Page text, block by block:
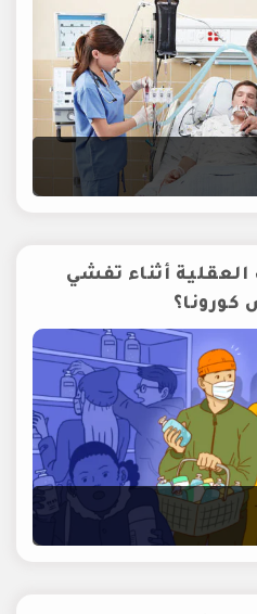
أثناء تفشي
كورونا؟